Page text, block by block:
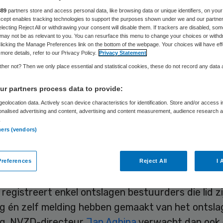
Skipr Redactie 2 september 2009,13:14 34 keer gelezen
zijn tot nu toe ontslagen in 2009.
periode in 2008 werden 43 bestuurders
in 2008 ruim 80 bestuurders weggestuurd
32 in 2007. Dat heeft de vereniging van
NVZD geregistreerd.
aantal ontslagen
registreert enkel ontslagen bestuurders die lid
én zelf melding hebben gemaakt van het
partners store and access personal data, like browsing data or unique identifiers, on your
enables tracking technologies to support the purposes shown under we and our
Reject All or withdrawing your consent will disable them. If trackers are disabled,
not be as relevant to you. You can resurface this menu to change your choices or
the Manage Preferences link on the bottom of the webpage. Your choices will have
details, refer to our Privacy Policy.
Privacy Statement
not? Then we only place essential and statistical cookies, these do not record any data
partners process data to provide:
data. Actively scan device characteristics for identification. Store and/or access
advertising and content, advertising and content measurement, audience research
(vendors)
Reject All I